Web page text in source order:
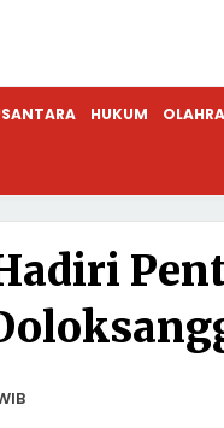
HUKUM